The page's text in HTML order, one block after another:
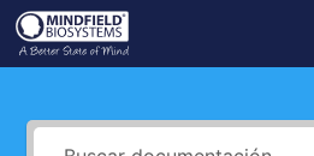
Saltar
alMindfield